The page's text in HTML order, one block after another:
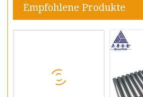
Empfohlene Produkte